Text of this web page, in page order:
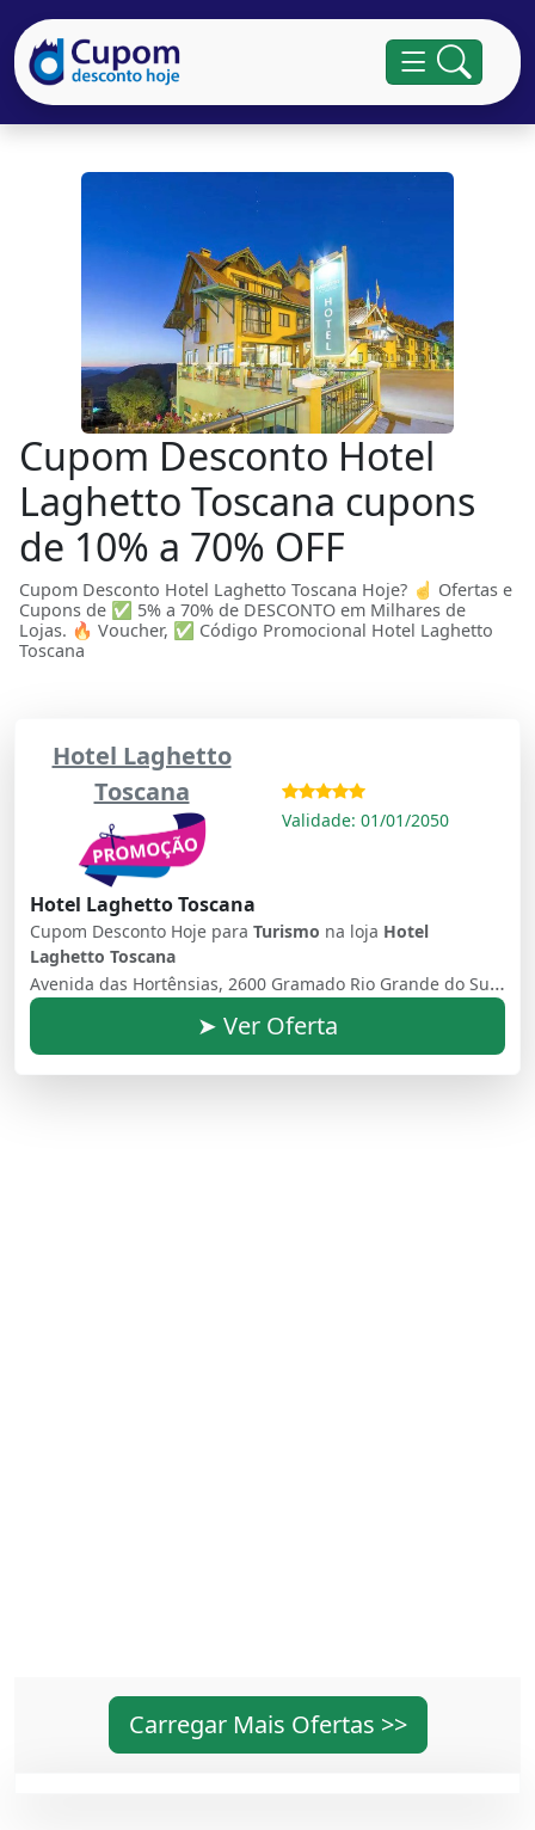
Cupom Desconto Hotel
Laghetto Toscana cupons
de 10% a 70% OFF
Cupom Desconto Hotel Laghetto Toscana Hoje? ☝ Ofertas e
Cupons de ✅ 5% a 70% de DESCONTO em Milhares de
Lojas. 🔥 Voucher, ✅ Código Promocional Hotel Laghetto
Toscana
Hotel Laghetto
Toscana
Validade: 01/01/2050
Hotel Laghetto Toscana
Cupom Desconto Hoje para Turismo na loja Hotel
Laghetto Toscana
Avenida das Hortênsias, 2600 Gramado Rio Grande do Sul Brasil - 95670000
➤ Ver Oferta
Carregar Mais Ofertas >>